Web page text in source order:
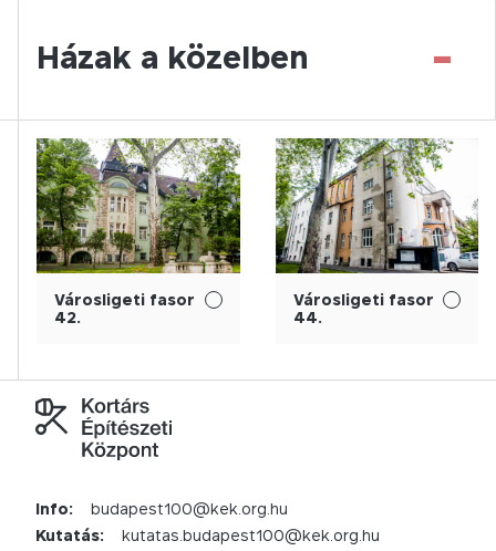
Házak a közelben -
Városligeti fasor
42.
Városligeti fasor
44.
Info:
budapest100@kek.org.hu
Kutatás:
kutatas.budapest100@kek.org.hu